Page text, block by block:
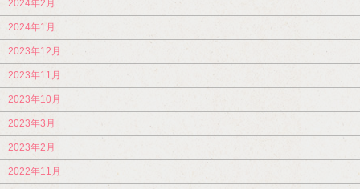
2024年2月
2024年1月
2023年12月
2023年11月
2023年10月
2023年3月
2023年2月
2022年11月